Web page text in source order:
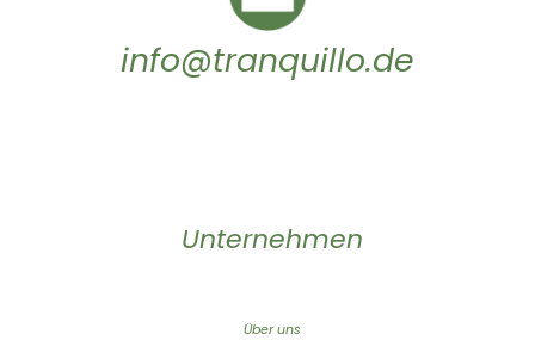
info@tranquillo.de
Unternehmen
Über uns